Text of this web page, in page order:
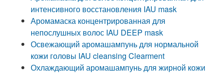
интенсивного восстановления IAU mask
Аромамаска концентрированная для
непослушных волос IAU DEEP mask
Освежающий аромашампунь для нормальной
кожи головы IAU cleansing Clearment
Охлаждающий аромашампунь для жирной кожи